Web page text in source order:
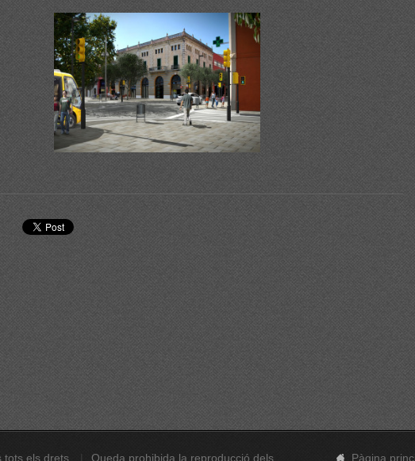
tots els drets Queda prohibida la reproducció dels Pàgina